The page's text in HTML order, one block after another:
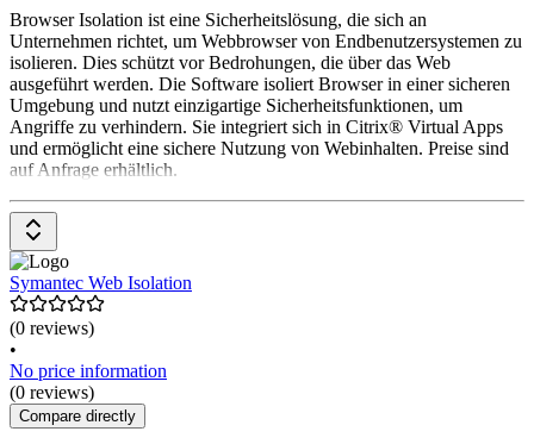
Browser Isolation ist eine Sicherheitslösung, die sich an
Unternehmen richtet, um Webbrowser von Endbenutzersystemen zu
isolieren. Dies schützt vor Bedrohungen, die über das Web
ausgeführt werden. Die Software isoliert Browser in einer sicheren
Umgebung und nutzt einzigartige Sicherheitsfunktionen, um
Angriffe zu verhindern. Sie integriert sich in Citrix® Virtual Apps
und ermöglicht eine sichere Nutzung von Webinhalten. Preise sind
auf Anfrage erhältlich.
Symantec Web Isolation
(0 reviews)
•
No price information
(0 reviews)
Compare directly